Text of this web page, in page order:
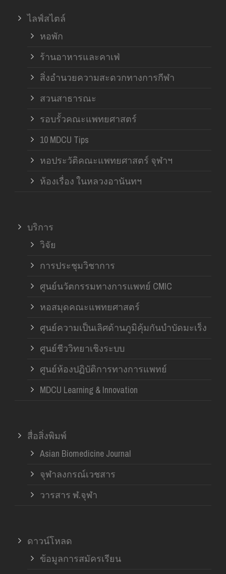
ไลฟ์สไตล์
หอพัก
ร้านอาหารและคาเฟ่
สิ่งอำนวยความสะดวกทางการกีฬา
สวนสาธารณะ
รอบรั้วคณะแพทยศาสตร์
10 MDCU Tips
หอประวัติคณะแพทยศาสตร์ จุฬาฯ
ห้องเรื่อง ในหลวงอานันทฯ
บริการ
วิจัย
การประชุมวิชาการ
ศูนย์นวัตกรรมทางการแพทย์ CMIC
หอสมุดคณะแพทยศาสตร์
ศูนย์ความเป็นเลิศด้านภูมิคุ้มกันบำบัดมะเร็ง
ศูนย์ชีววิทยาเชิงระบบ
ศูนย์ห้องปฏิบัติการทางการแพทย์
MDCU Learning & Innovation
สื่อสิ่งพิมพ์
Asian Biomedicine Journal
จุฬาลงกรณ์เวชสาร
วารสาร ฬ.จุฬา
ดาวน์โหลด
ข้อมูลการสมัครเรียน